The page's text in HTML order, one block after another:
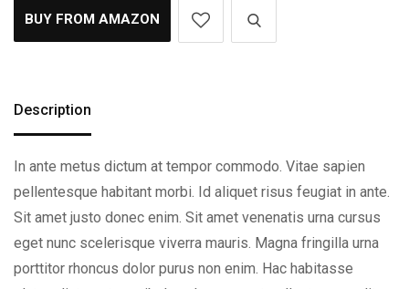
BUY FROM AMAZON
Description
In ante metus dictum at tempor commodo. Vitae sapien
pellentesque habitant morbi. Id aliquet risus feugiat in ante.
Sit amet justo donec enim. Sit amet venenatis urna cursus
eget nunc scelerisque viverra mauris. Magna fringilla urna
porttitor rhoncus dolor purus non enim. Hac habitasse